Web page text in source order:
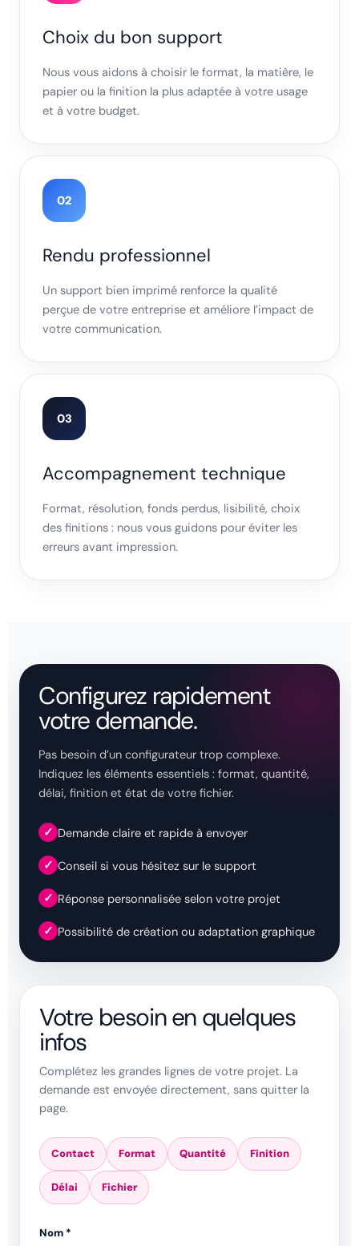
Choix du bon support
Nous vous aidons à choisir le format, la matière, le
papier ou la finition la plus adaptée à votre usage
et à votre budget.
02
Rendu professionnel
Un support bien imprimé renforce la qualité
perçue de votre entreprise et améliore l’impact de
votre communication.
03
Accompagnement technique
Format, résolution, fonds perdus, lisibilité, choix
des finitions : nous vous guidons pour éviter les
erreurs avant impression.
Configurez rapidement
votre demande.
Pas besoin d’un configurateur trop complexe.
Indiquez les éléments essentiels : format, quantité,
délai, finition et état de votre fichier.
✓ Demande claire et rapide à envoyer
✓ Conseil si vous hésitez sur le support
✓ Réponse personnalisée selon votre projet
✓ Possibilité de création ou adaptation graphique
Votre besoin en quelques
infos
Complétez les grandes lignes de votre projet. La
demande est envoyée directement, sans quitter la
page.
Contact Format Quantité Finition
Délai Fichier
Nom *